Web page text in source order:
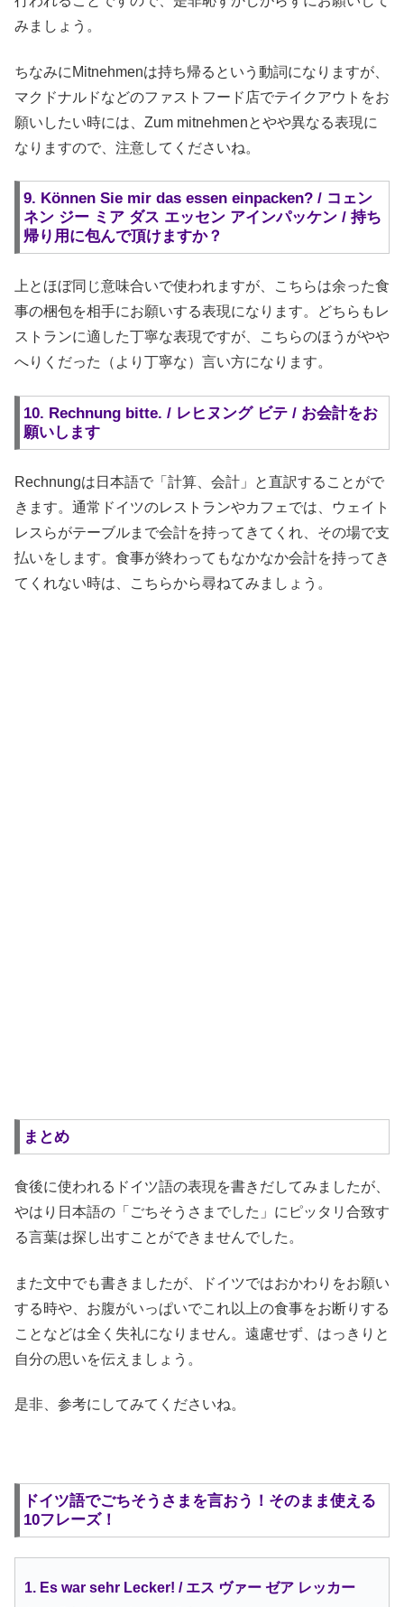
みましょう。
ちなみにMitnehmenは持ち帰るという動詞になりますが、
マクドナルドなどのファストフード店でテイクアウトをお
願いしたい時には、Zum mitnehmenとやや異なる表現に
なりますので、注意してくださいね。
9. Können Sie mir das essen einpacken? / コェン
ネン ジー ミア ダス エッセン アインパッケン / 持ち
帰り用に包んで頂けますか？
上とほぼ同じ意味合いで使われますが、こちらは余った食
事の梱包を相手にお願いする表現になります。どちらもレ
ストランに適した丁寧な表現ですが、こちらのほうがやや
へりくだった（より丁寧な）言い方になります。
10. Rechnung bitte. / レヒヌング ビテ / お会計をお
願いします
Rechnungは日本語で「計算、会計」と直訳することがで
きます。通常ドイツのレストランやカフェでは、ウェイト
レスらがテーブルまで会計を持ってきてくれ、その場で支
払いをします。食事が終わってもなかなか会計を持ってき
てくれない時は、こちらから尋ねてみましょう。
まとめ
食後に使われるドイツ語の表現を書きだしてみましたが、
やはり日本語の「ごちそうさまでした」にピッタリ合致す
る言葉は探し出すことができませんでした。
また文中でも書きましたが、ドイツではおかわりをお願い
する時や、お腹がいっぱいでこれ以上の食事をお断りする
ことなどは全く失礼になりません。遠慮せず、はっきりと
自分の思いを伝えましょう。
是非、参考にしてみてくださいね。
ドイツ語でごちそうさまを言おう！そのまま使える
10フレーズ！
1. Es war sehr Lecker! / エス ヴァー ゼア レッカー